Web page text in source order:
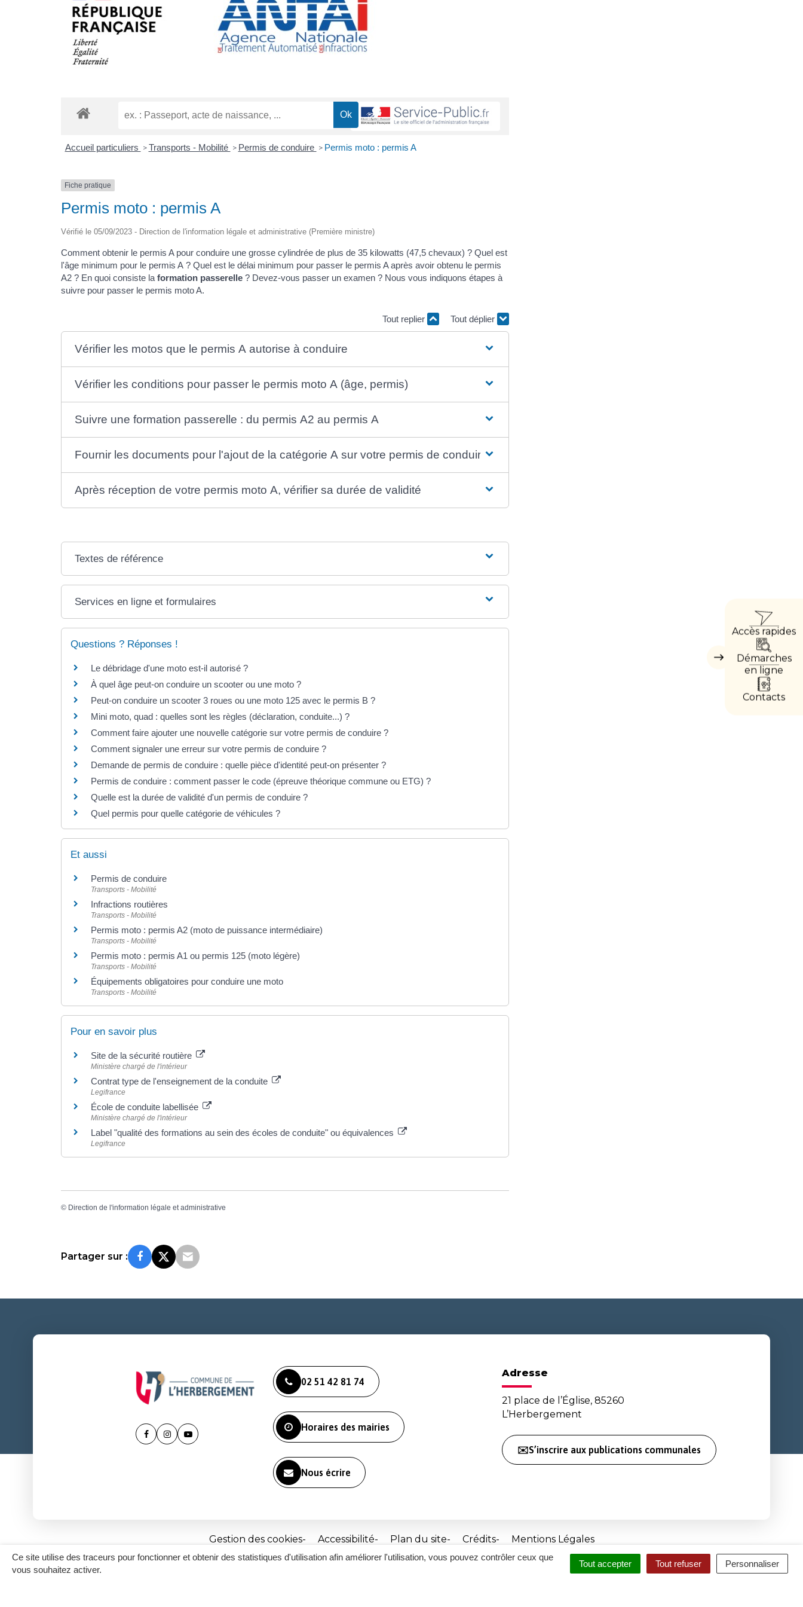
Ce site utilise des traceurs pour fonctionner et obtenir des statistiques d'utilisation afin améliorer l'utilisation, vous pouvez contrôler ceux que
vous souhaitez activer.
Tout accepter Tout refuser Personnaliser
Masquer
Accès rapides
Démarches
en ligne
Contacts
Accueil particuliers > Transports - Mobilité > Permis de conduire > Permis moto : permis A
Fiche pratique
Permis moto : permis A
Vérifié le 05/09/2023 - Direction de l'information légale et administrative (Première ministre)
Comment obtenir le permis A pour conduire une grosse cylindrée de plus de 35 kilowatts (47,5 chevaux) ? Quel est
l'âge minimum pour le permis A ? Quel est le délai minimum pour passer le permis A après avoir obtenu le permis
A2 ? En quoi consiste la formation passerelle ? Devez-vous passer un examen ? Nous vous indiquons étapes à
suivre pour passer le permis moto A.
Tout replier Tout déplier
Vérifier les motos que le permis A autorise à conduire
Vérifier les conditions pour passer le permis moto A (âge, permis)
Suivre une formation passerelle : du permis A2 au permis A
Fournir les documents pour l'ajout de la catégorie A sur votre permis de conduire
Après réception de votre permis moto A, vérifier sa durée de validité
Textes de référence
Services en ligne et formulaires
Questions ? Réponses !
Le débridage d'une moto est-il autorisé ?
À quel âge peut-on conduire un scooter ou une moto ?
Peut-on conduire un scooter 3 roues ou une moto 125 avec le permis B ?
Mini moto, quad : quelles sont les règles (déclaration, conduite...) ?
Comment faire ajouter une nouvelle catégorie sur votre permis de conduire ?
Comment signaler une erreur sur votre permis de conduire ?
Demande de permis de conduire : quelle pièce d'identité peut-on présenter ?
Permis de conduire : comment passer le code (épreuve théorique commune ou ETG) ?
Quelle est la durée de validité d'un permis de conduire ?
Quel permis pour quelle catégorie de véhicules ?
Et aussi
Permis de conduire
Transports - Mobilité
Infractions routières
Transports - Mobilité
Permis moto : permis A2 (moto de puissance intermédiaire)
Transports - Mobilité
Permis moto : permis A1 ou permis 125 (moto légère)
Transports - Mobilité
Équipements obligatoires pour conduire une moto
Transports - Mobilité
Pour en savoir plus
Site de la sécurité routière
Ministère chargé de l'intérieur
Contrat type de l'enseignement de la conduite
Legifrance
École de conduite labellisée
Ministère chargé de l'intérieur
Label "qualité des formations au sein des écoles de conduite" ou équivalences
Legifrance
© Direction de l'information légale et administrative
Partager sur :
Lien Lien Lien
02 51 42 81 74
Horaires des mairies
Nous écrire
Adresse
21 place de l’Église, 85260
L’Herbergement
✉️S’inscrire aux publications communales
Gestion des cookies Accessibilité Plan du site Crédits Mentions Légales